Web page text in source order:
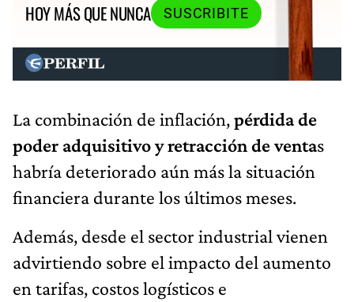
HOY MÁS QUE NUNCA
SUSCRIBITE
La combinación de inflación,pérdida de
poder adquisitivo y retracción de ventas
habría deteriorado aún más la situación
financiera durante los últimos meses.
Además, desde el sector industrial vienen
advirtiendo sobre el impacto del aumento
en tarifas, costos logísticos e